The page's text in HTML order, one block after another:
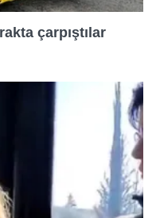
çarpıştılar